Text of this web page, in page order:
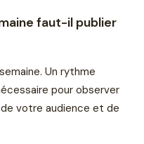
faut-il publier
Un rythme
pour observer
votre audience et de